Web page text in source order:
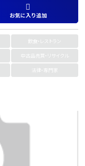
お気に入り追加
飲食・レストラン
中古品売買・リサイクル
法律・専門家